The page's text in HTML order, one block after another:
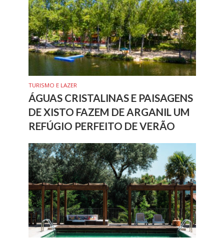
TURISMO E LAZER
ÁGUAS CRISTALINAS E PAISAGENS
DE XISTO FAZEM DE ARGANIL UM
REFÚGIO PERFEITO DE VERÃO